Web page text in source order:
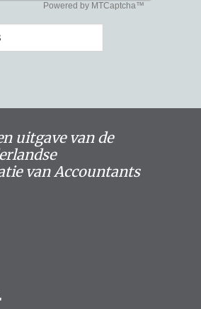
uitgave van de
van Accountants